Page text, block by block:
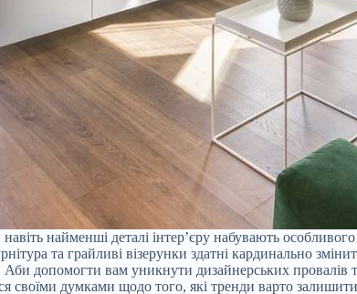
найменші деталі інтер’єру набувають
та грайливі візерунки здатні кардинально
допомогти вам уникнути дизайнерських провалів
своїми думками щодо того, які тренди варто